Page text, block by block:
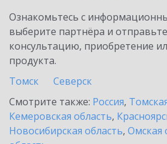
Ознакомьтесь с
выберите партнёра и
консультацию, приобретение
продукта.
Томск
Северск
Смотрите также: Россия,
Кемеровская область,
Новосибирская область, Омская